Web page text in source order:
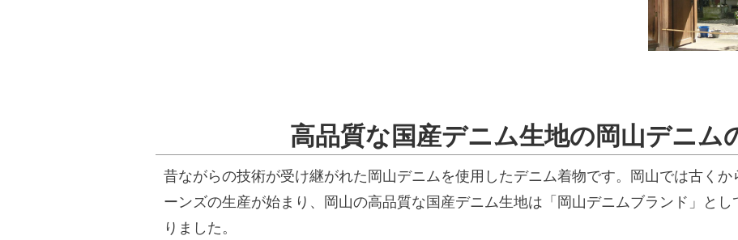
高品質な国産デニム生地の岡山デニム
昔ながらの技術が受け継がれた岡山デニムを使用したデニム着物です。岡山では古く
ーンズの生産が始まり、岡山の高品質な国産デニム生地は「岡山デニムブランド」と
りました。